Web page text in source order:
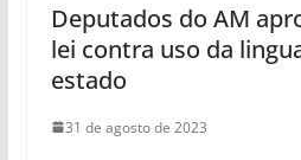
Deputados do AM
lei contra uso da
estado
31 de agosto de 2023